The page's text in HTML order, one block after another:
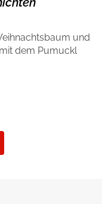
und
dem Pumuckl